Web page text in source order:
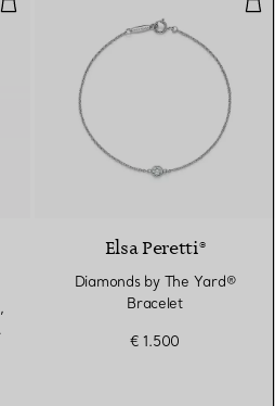
Elsa Peretti®
Diamonds by The Yard®
Bracelet
€ 1.500